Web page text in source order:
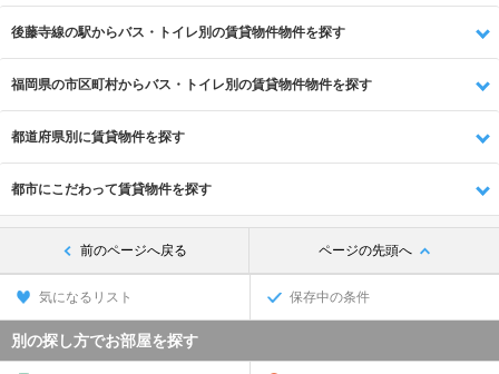
後藤寺線の駅からバス・トイレ別の賃貸物件物件を探す
福岡県の市区町村からバス・トイレ別の賃貸物件物件を探す
都道府県別に賃貸物件を探す
都市にこだわって賃貸物件を探す
前のページへ戻る ページの先頭へ
気になるリスト 保存中の条件
別の探し方でお部屋を探す